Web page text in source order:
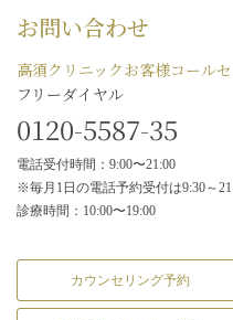
お問い合わせ
高須クリニックお客様コール
フリーダイヤル
0120-5587-35
電話受付時間：9:00〜21:00
※毎月1日の電話予約受付は9:30～
診療時間：10:00〜19:00
カウンセリング予約